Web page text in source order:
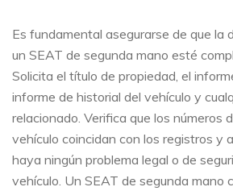
Es fundamental asegurarse de que la
un SEAT de segunda mano esté
Solicita el título de propiedad, el
informe de historial del vehículo y
relacionado. Verifica que los números
vehículo coincidan con los registros y
haya ningún problema legal o de
vehículo. Un SEAT de segunda mano